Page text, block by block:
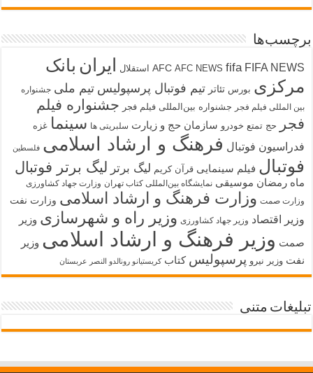
برچسب‌ها
AFC AFC NEWS fifa FIFA NEWS استقلال ایران بانک
مرکزی بورس تئاتر تیم فوتبال پرسپولیس تیم ملی جشنواره
بین المللی فیلم فجر جشنواره بین‌المللی فیلم فجر جشنواره فیلم
فجر
حج تمتع خودرو سازمان حج و زیارت سلبریتی ها سینما غزه
فدراسیون فوتبال فرهنگ و ارشاد اسلامی فلسطین
فوتبال فیلم سینمایی قرآن کریم لیگ برتر لیگ برتر فوتبال
ماه رمضان موسیقی نمایشگاه بین‌المللی کتاب تهران وزارت جهاد کشاورزی
وزارت صمت وزارت فرهنگ و ارشاد اسلامی وزارت نفت
وزیر اقتصاد وزیر جهاد کشاورزی وزیر راه و شهرسازی وزیر
صمت وزیر فرهنگ و ارشاد اسلامی وزیر
نفت وزیر نیرو پرسپولیس کتاب کریستیانو رونالدو النصر عربستان
تبلیغات متنی